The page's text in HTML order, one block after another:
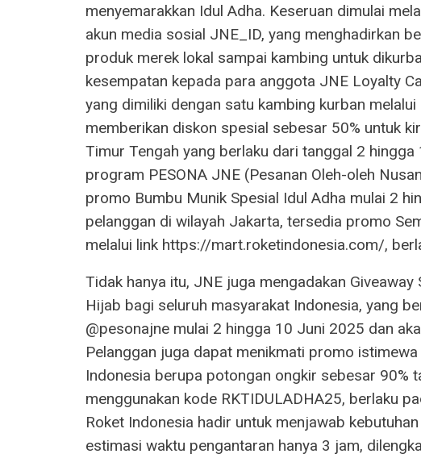
menyemarakkan Idul Adha. Keseruan dimulai
akun media sosial JNE_ID, yang menghadirkan
produk merek lokal sampai kambing untuk
kesempatan kepada para anggota JNE Loyalty
yang dimiliki dengan satu kambing kurban
memberikan diskon spesial sebesar 50% untuk
Timur Tengah yang berlaku dari tanggal 2
program PESONA JNE (Pesanan Oleh-oleh
promo Bumbu Munik Spesial Idul Adha mulai 2
pelanggan di wilayah Jakarta, tersedia promo
melalui link https://mart.roketindonesia.com/,
Tidak hanya itu, JNE juga mengadakan Giveaway
Hijab bagi seluruh masyarakat Indonesia, yang
@pesonajne mulai 2 hingga 10 Juni 2025 dan
Pelanggan juga dapat menikmati promo
Indonesia berupa potongan ongkir sebesar 90%
menggunakan kode RKTIDULADHA25, berlaku
Roket Indonesia hadir untuk menjawab
estimasi waktu pengantaran hanya 3 jam,